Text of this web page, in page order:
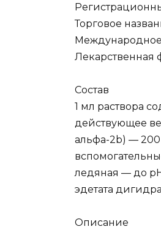
Торговое
Лекарственная
Состав
1 мл раствора
действующее
альфа-2b) — 200
ледяная — до
эдетата
Описание